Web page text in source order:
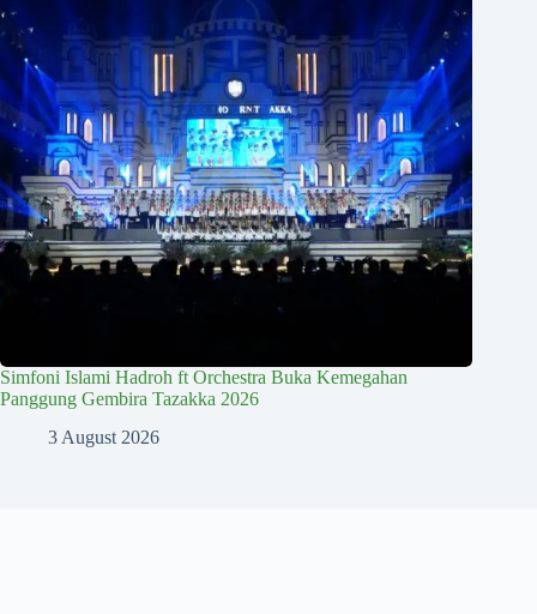
Simfoni Islami Hadroh ft Orchestra Buka Kemegahan
Panggung Gembira Tazakka 2026
3 August 2026